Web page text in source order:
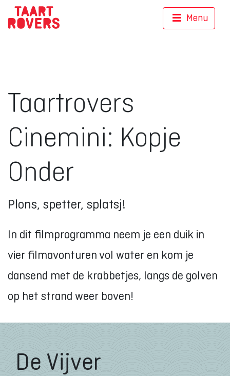
Menu
Taartrovers
Cinemini: Kopje
Onder
Plons, spetter, splatsj!
In dit filmprogramma neem je een duik in
vier filmavonturen vol water en kom je
dansend met de krabbetjes, langs de golven
op het strand weer boven!
De Vijver